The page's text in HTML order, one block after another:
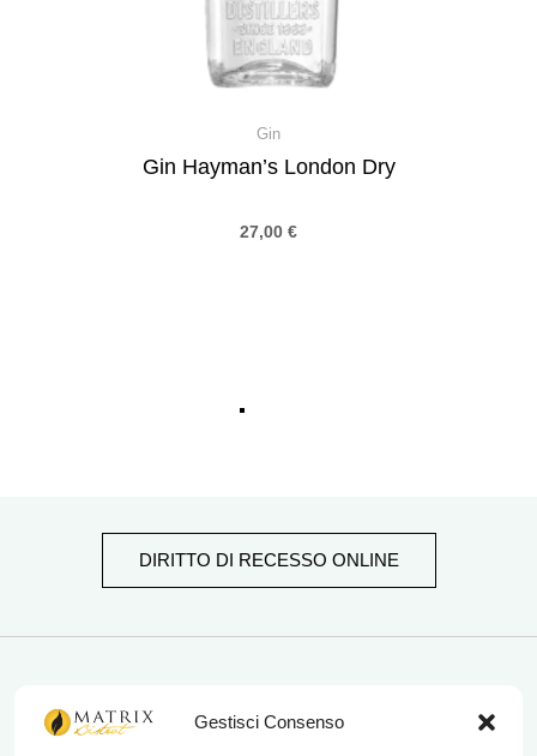
Gestisci Consenso
Gin
Gin Hayman’s London Dry
27,00 €
DIRITTO DI RECESSO ONLINE
matrix bistrot